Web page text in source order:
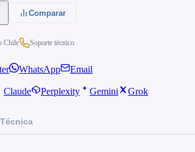
Comparar
Chile Soporte técnico
WhatsApp Email
Claude Perplexity Gemini Grok